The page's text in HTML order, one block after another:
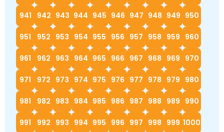
941 942 943 944 945 946 947 948 949 950
951 952 953 954 955 956 957 958 959 960
961 962 963 964 965 966 967 968 969 970
971 972 973 974 975 976 977 978 979 980
981 982 983 984 985 986 987 988 989 990
991 992 993 994 995 996 997 998 999 1000